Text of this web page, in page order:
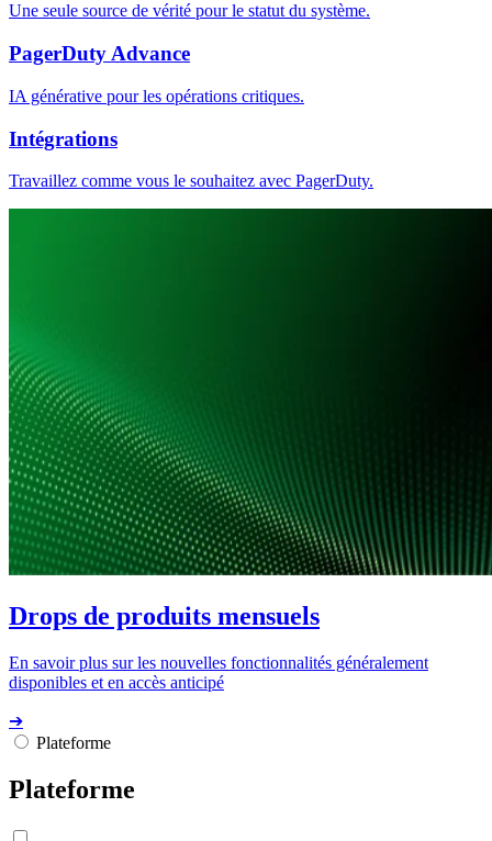
Une seule source de vérité pour le statut du système.
PagerDuty Advance
IA générative pour les opérations critiques.
Intégrations
Travaillez comme vous le souhaitez avec PagerDuty.
Drops de produits mensuels
En savoir plus sur les nouvelles fonctionnalités généralement
disponibles et en accès anticipé
➔
Plateforme
Plateforme